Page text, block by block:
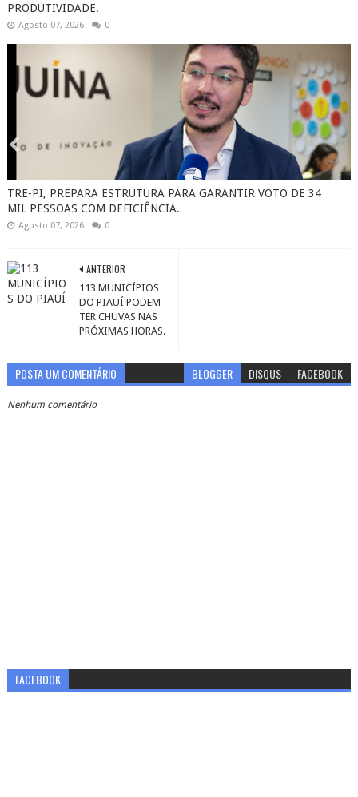
PRODUTIVIDADE.
Agosto 07, 2026 0
TRE-PI, PREPARA ESTRUTURA PARA GARANTIR VOTO DE 34
MIL PESSOAS COM DEFICIÊNCIA.
Agosto 07, 2026 0
ANTERIOR
113 MUNICÍPIOS
DO PIAUÍ PODEM
TER CHUVAS NAS
PRÓXIMAS HORAS.
POSTA UM COMENTÁRIO BLOGGER DISQUS FACEBOOK
Nenhum comentário
FACEBOOK